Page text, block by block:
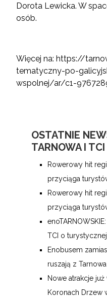
Dorota Lewicka. W
osób.
Więcej na: https://
tematyczny-po-
wspolnej/ar/c1-
OSTATNIE
TARNOWA I TCI
Rowerowy hit
przyciąga
Rowerowy hit
przyciąga
TCI o
Enobusem
ruszają z Tarnowa
Nowe atrakcje
Koronach Drzew